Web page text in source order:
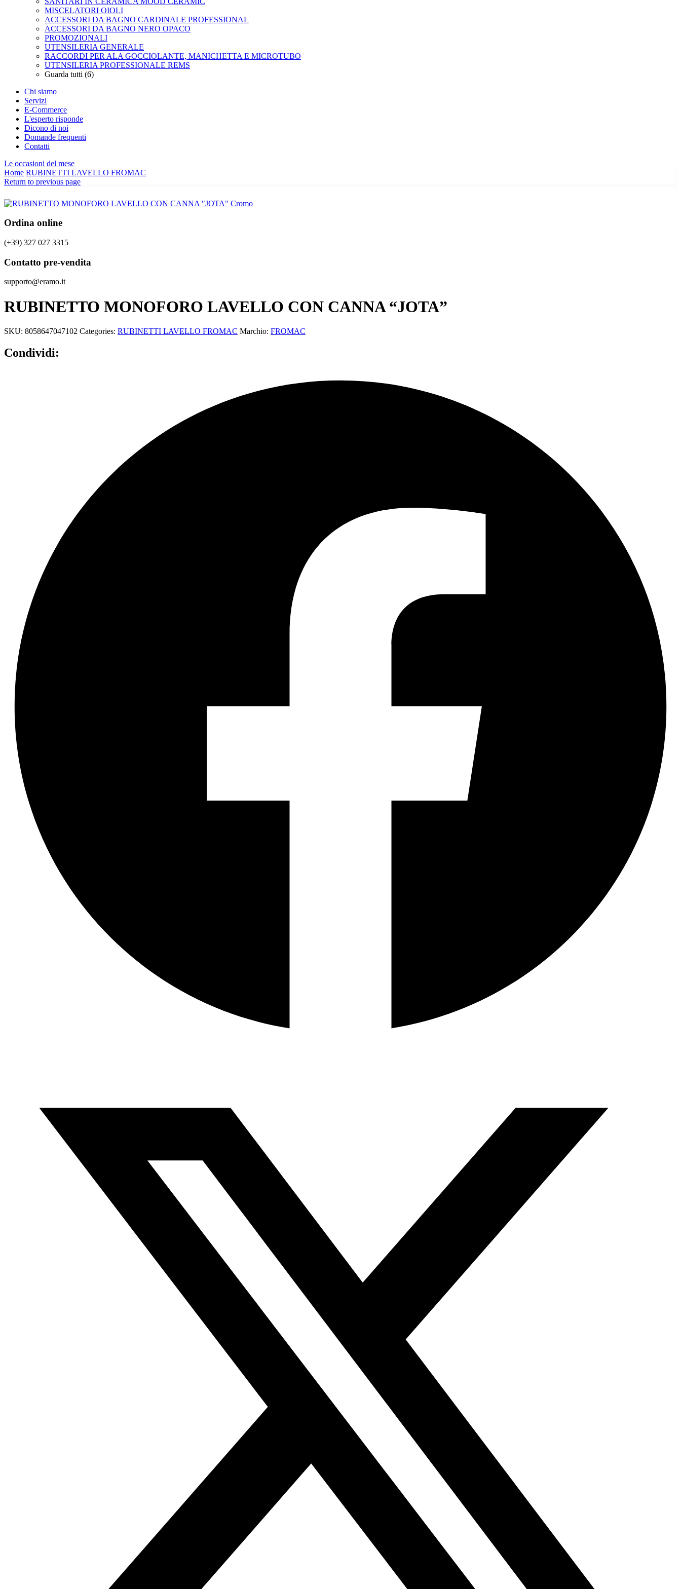
MISCELATORI OIOLI
ACCESSORI DA BAGNO CARDINALE PROFESSIONAL
ACCESSORI DA BAGNO NERO OPACO
PROMOZIONALI
UTENSILERIA GENERALE
RACCORDI PER ALA GOCCIOLANTE, MANICHETTA E MICROTUBO
UTENSILERIA PROFESSIONALE REMS
Guarda tutti (6)
Chi siamo
Servizi
E-Commerce
L'esperto risponde
Dicono di noi
Domande frequenti
Contatti
Le occasioni del mese
Home RUBINETTI LAVELLO FROMAC
Return to previous page
Ordina online
(+39) 327 027 3315
Contatto pre-vendita
supporto@eramo.it
RUBINETTO MONOFORO LAVELLO CON CANNA “JOTA”
SKU: 8058647047102 Categories: RUBINETTI LAVELLO FROMAC Marchio: FROMAC
Condividi: